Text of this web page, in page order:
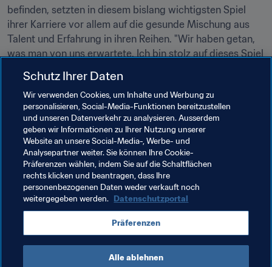
befinden, setzten in diesem bislang wichtigsten Spiel
ihrer Karriere vor allem auf die gesunde Mischung aus
Talent und Erfahrung in ihren Reihen. "Wir haben getan,
was man von uns erwartete. Ich bin stolz auf dieses Spiel
haben vielleicht etwas zu defensiv gespielt. Andererseits
ist das Schöne am Fussball, das jede Mannschaft ihre
Spielweise selbst wählen kann. Das respektiere ich", so
De Bruyne.
Am 14. Juli werden sie alles daran setzen, das Spiel um
Platz drei in ihrem Sinne zu beeinflussen und Belgien
erstmals in der WM-Geschichte auf einen Medaillenrang
zu führen. "Unser einziges Ziel ist es jetzt, in Russland
den sechsten Sieg einzufahren und uns danach in aller
Ruhe in den Urlaub zu verabschieden."
Schutz Ihrer Daten
Wir verwenden Cookies, um Inhalte und Werbung zu
personalisieren, Social-Media-Funktionen bereitzustellen
und unseren Datenverkehr zu analysieren. Ausserdem
geben wir Informationen zu Ihrer Nutzung unserer
Website an unsere Social-Media-, Werbe- und
Analysepartner weiter. Sie können Ihre Cookie-
Präferenzen wählen, indem Sie auf die Schaltflächen
rechts klicken und beantragen, dass Ihre
personenbezogenen Daten weder verkauft noch
weitergegeben werden. Datenschutzportal
Präferenzen
Alle ablehnen